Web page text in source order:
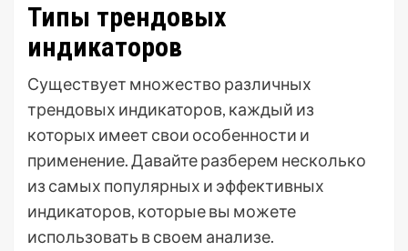
Типы трендовых
индикаторов
Существует множество различных
трендовых индикаторов, каждый из
которых имеет свои особенности и
применение. Давайте разберем несколько
из самых популярных и эффективных
индикаторов, которые вы можете
использовать в своем анализе.